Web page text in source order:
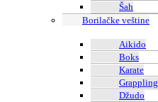
Šah
Borilačke veštine
Aikido
Boks
Karate
Grappling
Džudo